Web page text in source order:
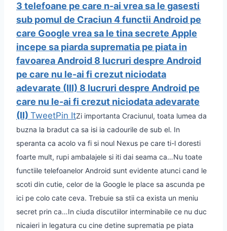
3 telefoane pe care n-ai vrea sa le gasesti
sub pomul de Craciun4 functii Android pe
care Google vrea sa le tina secrete Apple
incepe sa piarda suprematia pe piata in
favoarea Android 8 lucruri despre Android
pe care nu le-ai fi crezut niciodata
adevarate (III) 8 lucruri despre Android pe
care nu le-ai fi crezut niciodata adevarate
(II) TweetPin ItZi importanta Craciunul, toata lumea da
buzna la bradut ca sa isi ia cadourile de sub el. In
speranta ca acolo va fi si noul Nexus pe care ti-l doresti
foarte mult, rupi ambalajele si iti dai seama ca…Nu toate
functiile telefoanelor Android sunt evidente atunci cand le
scoti din cutie, celor de la Google le place sa ascunda pe
ici pe colo cate ceva. Trebuie sa stii ca exista un meniu
secret prin ca…In ciuda discutiilor interminabile ce nu duc
nicaieri in legatura cu cine detine suprematia pe piata